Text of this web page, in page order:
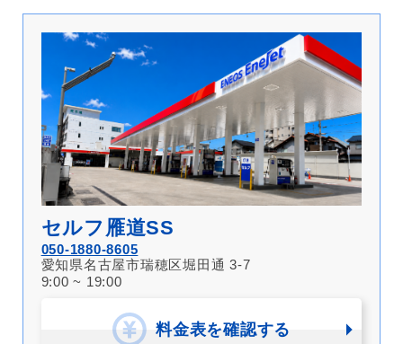
セルフ雁道SS
050-1880-8605
愛知県名古屋市瑞穂区堀田通 3-7
9:00 ~ 19:00
料金表を確認する